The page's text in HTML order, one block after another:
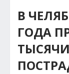
В
ГОДА